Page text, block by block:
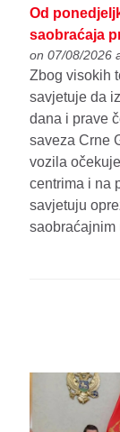
Od
saobraćaja
on 07/08/2026
Zbog visokih
savjetuje da
dana i prave
saveza Crne
vozila
centrima i na
savjetuju
saobraćajnim